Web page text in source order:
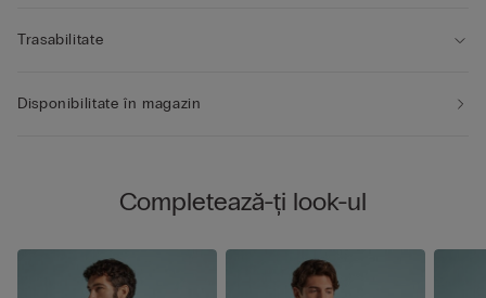
Trasabilitate
Disponibilitate în magazin
Completează-ți look-ul